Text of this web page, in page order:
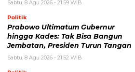
Jawa Tengah Mulai Bidik Peluang
Bisnis di IKN, Furnitur Jepara hingga
Bank Jateng Bisa Masuk
Sabtu, 8 Agu 2026 - 21:47 WIB